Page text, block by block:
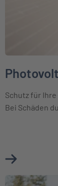
Schutz für
Bei Schäden
Mehr über
Weiter zu